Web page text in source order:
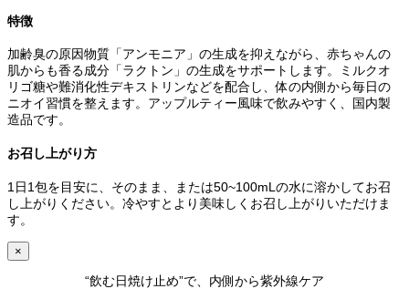
特徴
加齢臭の原因物質「アンモニア」の生成を抑えながら、赤ちゃんの
肌からも香る成分「ラクトン」の生成をサポートします。ミルクオ
リゴ糖や難消化性デキストリンなどを配合し、体の内側から毎日の
ニオイ習慣を整えます。アップルティー風味で飲みやすく、国内製
造品です。
お召し上がり方
1日1包を目安に、そのまま、または50~100mLの水に溶かしてお召
し上がりください。冷やすとより美味しくお召し上がりいただけま
す。
×
“飲む日焼け止め”で、内側から紫外線ケア